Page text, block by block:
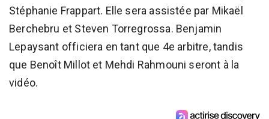
Stéphanie Frappart. Elle sera assistée par Mikaël
Berchebru et Steven Torregrossa. Benjamin
Lepaysant officiera en tant que 4e arbitre, tandis
que Benoît Millot et Mehdi Rahmouni seront à la
vidéo.